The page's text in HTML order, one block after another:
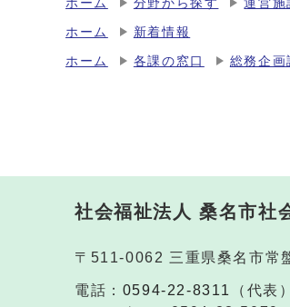
ホーム 分野から探す 運営施
ホーム 新着情報
ホーム 各課の窓口 総務企画
社会福祉法人 桑名市社
〒511-0062 三重県桑名市常
電話： 0594-22-8311
（代表）